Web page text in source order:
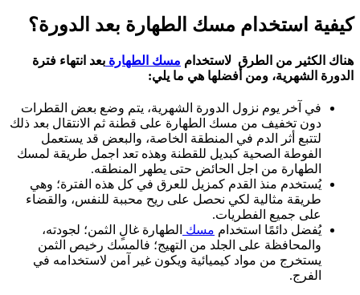
كيفية استخدام مسك الطهارة بعد الدورة؟
هناك الكثير من الطرق لاستخدام مسك الطهارة بعد انتهاء فترة
الدورة الشهرية، ومن أفضلها هي ما يلي:
في آخر يوم نزول الدورة الشهرية، يتم وضع بعض القطرات
دون تخفيف من مسك الطهارة على قطنة ثم الانتقال بعد ذلك
لتتبع أثر الدم في المنطقة الخاصة، والبعض قد يستعمل
الفوطة الصحية كبديل للقطنة وهذه تعد اجمل طريقة لمسك
الطهارة من اجل الحائض حتى يطهر المنطقه.
يُستخدم منذ القدم كمزيل للعرق في كل هذه الفترة؛ وهي
طريقة مثالية لكي نحصل على ريح محببة للنفس، والقضاء
على جميع الفطريات.
يُفضل دائمًا استخدام مسك الطهارة غالٍ الثمن؛ لجودته،
والمحافظة على الجلد من التهيج؛ فالمسك رخيص الثمن
يستخرج من مواد كيميائية ويكون غير آمن لاستخدامه في
الفرج.